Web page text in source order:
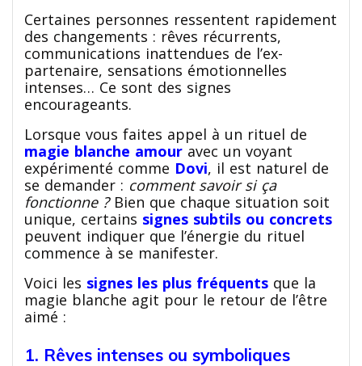
Certaines personnes ressentent rapidement
des changements : rêves récurrents,
communications inattendues de l’ex-
partenaire, sensations émotionnelles
intenses… Ce sont des signes
encourageants.
Lorsque vous faites appel à un rituel de
magie blanche amour avec un voyant
expérimenté comme Dovi, il est naturel de
se demander : comment savoir si ça
fonctionne ?Bien que chaque situation soit
unique, certains signes subtils ou concrets
peuvent indiquer que l’énergie du rituel
commence à se manifester.
Voici les signes les plus fréquents que la
magie blanche agit pour le retour de l’être
aimé :
1. Rêves intenses ou symboliques